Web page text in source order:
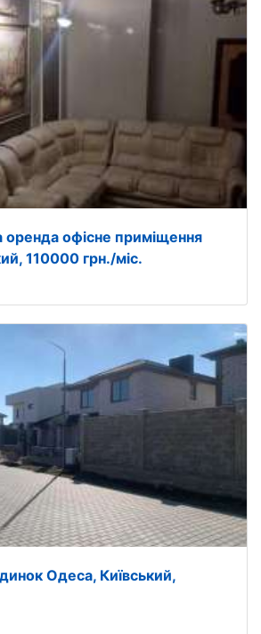
оренда офісне приміщення
110000 грн./міс.
Одеса, Київський,